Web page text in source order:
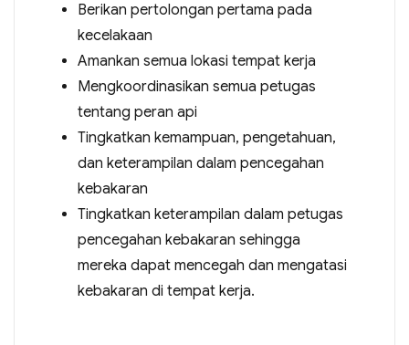
Berikan pertolongan pertama pada
kecelakaan
Amankan semua lokasi tempat kerja
Mengkoordinasikan semua petugas
tentang peran api
Tingkatkan kemampuan, pengetahuan,
dan keterampilan dalam pencegahan
kebakaran
Tingkatkan keterampilan dalam petugas
pencegahan kebakaran sehingga
mereka dapat mencegah dan mengatasi
kebakaran di tempat kerja.